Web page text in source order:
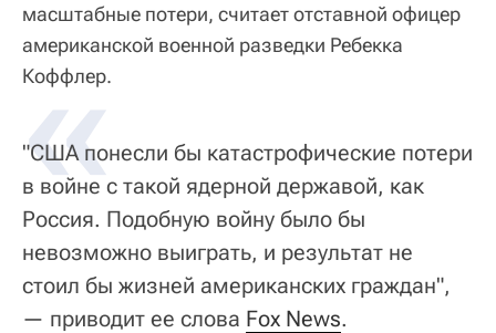
масштабные потери, считает отставной офицер
американской военной разведки Ребекка
Коффлер.
«
"США понесли бы катастрофические потери
в войне с такой ядерной державой, как
Россия. Подобную войну было бы
невозможно выиграть, и результат не
стоил бы жизней американских граждан",
— приводит ее слова Fox News.